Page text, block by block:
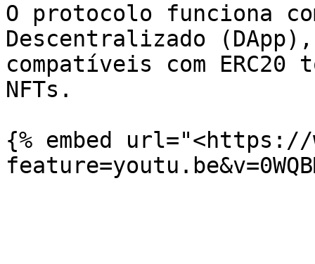
O protocolo funciona
Descentralizado
compatíveis com
NFTs.
{% embed url="<https://